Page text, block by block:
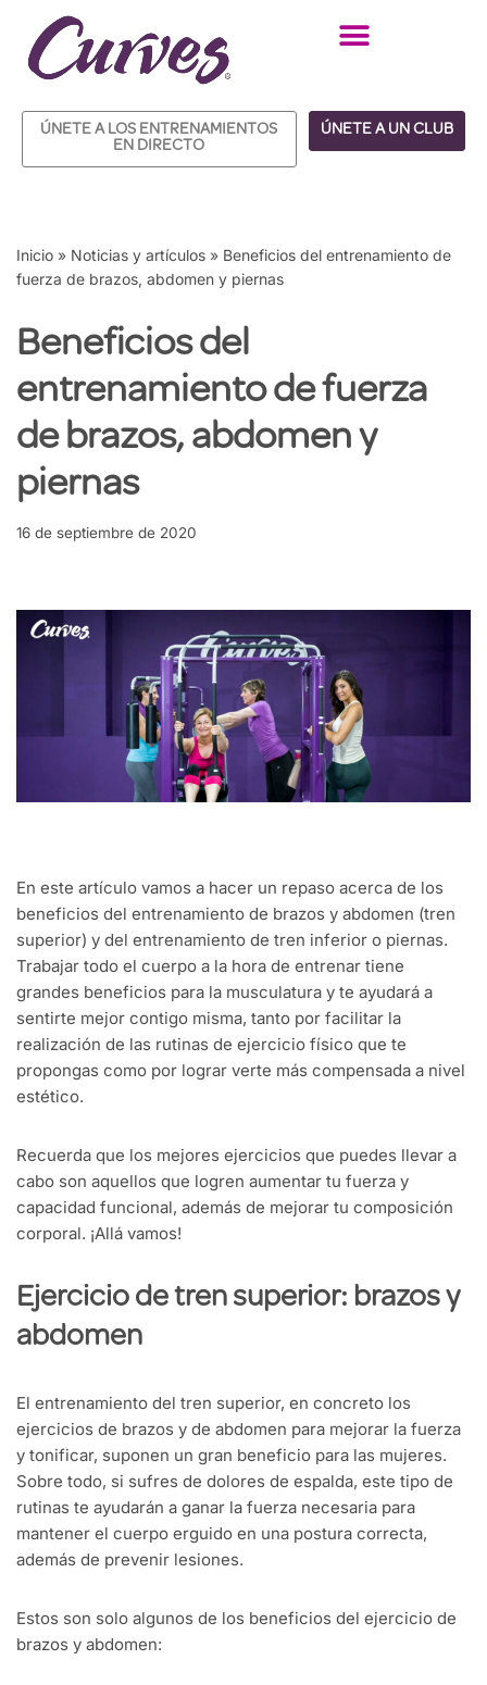
Saltar
contenido
ÚNETE A LOS ENTRENAMIENTOS
EN DIRECTO
ÚNETE A UN CLUB
Inicio » Noticias y artículos » Beneficios del entrenamiento de
fuerza de brazos, abdomen y piernas
Beneficios del
entrenamiento de fuerza
de brazos, abdomen y
piernas
16 de septiembre de 2020
En este artículo vamos a hacer un repaso acerca de los
beneficios del entrenamiento de brazos y abdomen (tren
superior) y del entrenamiento de tren inferior o piernas.
Trabajar todo el cuerpo a la hora de entrenar tiene
grandes beneficios para la musculatura y te ayudará a
sentirte mejor contigo misma, tanto por facilitar la
realización de las rutinas de ejercicio físico que te
propongas como por lograr verte más compensada a nivel
estético.
Recuerda que los mejores ejercicios que puedes llevar a
cabo son aquellos que logren aumentar tu fuerza y
capacidad funcional, además de mejorar tu composición
corporal. ¡Allá vamos!
Ejercicio de tren superior: brazos y
abdomen
El entrenamiento del tren superior, en concreto los
ejercicios de brazos y de abdomen para mejorar la fuerza
y tonificar, suponen un gran beneficio para las mujeres.
Sobre todo, si sufres de dolores de espalda, este tipo de
rutinas te ayudarán a ganar la fuerza necesaria para
mantener el cuerpo erguido en una postura correcta,
además de prevenir lesiones.
Estos son solo algunos de los beneficios del ejercicio de
brazos y abdomen: